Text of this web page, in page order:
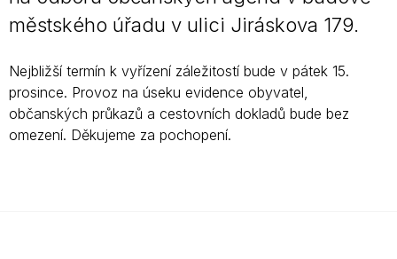
městského úřadu v ulici Jiráskova 179.
Nejbližší termín k vyřízení záležitostí bude v pátek 15.
prosince. Provoz na úseku evidence obyvatel,
občanských průkazů a cestovních dokladů bude bez
omezení. Děkujeme za pochopení.